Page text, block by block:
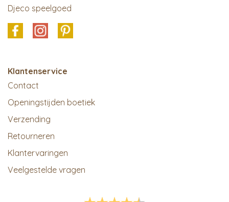
Djeco speelgoed
Klantenservice
Contact
Openingstijden boetiek
Verzending
Retourneren
Klantervaringen
Veelgestelde vragen